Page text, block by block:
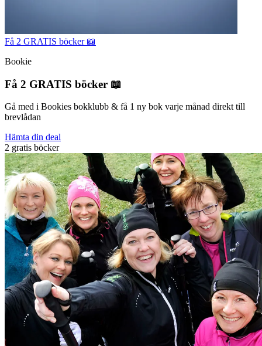
Få 2 GRATIS böcker 📖
Bookie
Få 2 GRATIS böcker 📖
Gå med i Bookies bokklubb & få 1 ny bok varje månad direkt till
brevlådan
Hämta din deal
2 gratis böcker